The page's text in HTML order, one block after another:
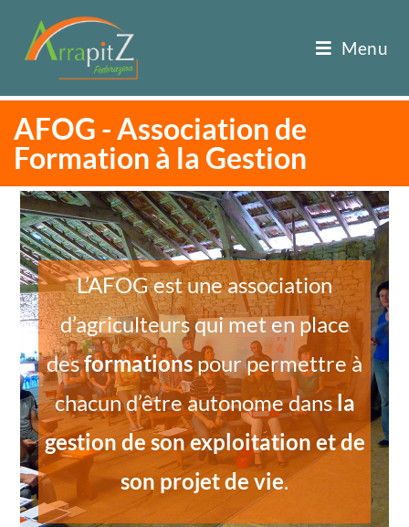
Menu
AFOG - Association de
Formation à la Gestion
L’AFOG est une association
d’agriculteurs qui met en place
desformationspour permettre à
chacun d’être autonome dansla
gestion de son exploitation et de
son projet de vie.